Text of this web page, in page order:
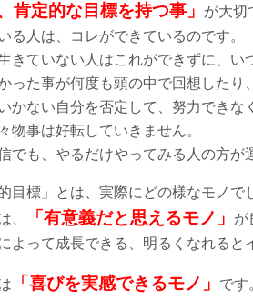
肯定的な目標を持つ事」
が大切
る人は、コレができているのです。
きていない人はこれができずに、
った事が何度も頭の中で回想したり
かない自分を否定して、努力できな
物事は好転していきません。
でも、やるだけやってみる人の方が
目標」とは、実際にどの様なモノで
、
「有意義だと思えるモノ」
が
よって成長できる、明るくなれると
「喜びを実感できるモノ」
です